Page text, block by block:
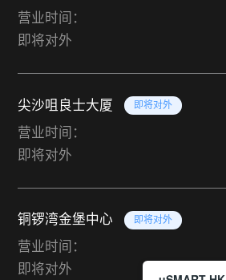
营业时间：
即将对外
尖沙咀良士大厦 即将对外
营业时间：
即将对外
铜锣湾金堡中心 即将对外
营业时间：
即将对外